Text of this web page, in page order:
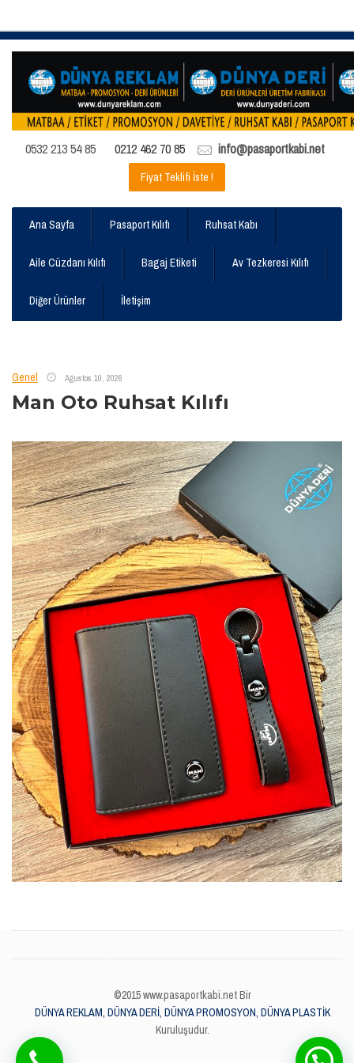
0532 213 54 85 0212 462 70 85 info@pasaportkabi.net
Fiyat Teklifi İste !
Ana Sayfa Pasaport Kılıfı Ruhsat Kabı
Aile Cüzdanı Kılıfı Bagaj Etiketi Av Tezkeresi Kılıfı
Diğer Ürünler İletişim
Genel Ağustos 10, 2026
Man Oto Ruhsat Kılıfı
©2015 www.pasaportkabi.net Bir
DÜNYA REKLAM, DÜNYA DERİ, DÜNYA PROMOSYON, DÜNYA PLASTİK
Kuruluşudur.